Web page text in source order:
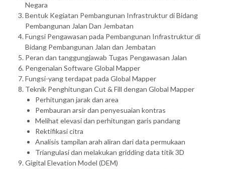
Negara
Bentuk Kegiatan Pembangunan Infrastruktur di Bidang
Pembangunan Jalan Dan Jembatan
Fungsi Pengawasan pada Pembangunan Infrastruktur di
Bidang Pembangunan Jalan dan Jembatan
Peran dan tanggungjawab Tugas Pengawasan Jalan
Pengenalan Software Global Mapper
Fungsi-yang terdapat pada Global Mapper
Teknik Penghitungan Cut & Fill dengan Global Mapper
Perhitungan jarak dan area
Pembauran arsir dan penyesuaian kontras
Melihat elevasi dan perhitungan garis pandang
Rektifikasi citra
Analisis tampilan arah aliran dari data permukaan
Triangulasi dan melakukan gridding data titik 3D
Gigital Elevation Model (DEM)